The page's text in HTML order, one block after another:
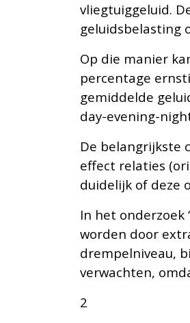
vliegtuiggeluid.
geluidsbelasting
Op die manier
percentage
gemiddelde
day-evening-
De belangrijkste
effect relaties
duidelijk of deze
In het
worden door
drempelniveau,
verwachten,
2